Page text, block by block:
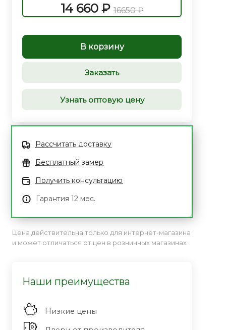
14 660 ₽ 16650 ₽
В корзину
Заказать
Узнать оптовую цену
Рассчитать доставку
Бесплатный замер
Получить консультацию
Гарантия 12 мес.
Цена действительна только для интернет-магазина
и может отличаться от цен в розничных магазинах
Наши преимущества
Низкие цены